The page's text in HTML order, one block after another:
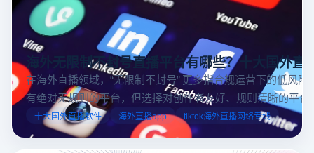
海外无限制不封号直播平台有哪些？十大国外直
在海外直播领域，“无限制不封号” 更多指合规运营下的低风
有绝对无规则的平台，但选择对创作者友好、规则清晰的平台
业工具规避风险，能显著降低封号概率。以下推荐十大国外
台，并结合云登多开浏览器的功能，详解如何安全高效运营。
十大国外直播软件 海外直播app tiktok海外直播网络专线